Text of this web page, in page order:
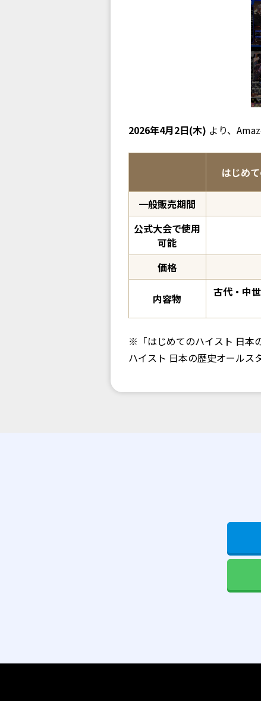
2026年4月2日(木) より、
はじめ
一般販売期間
公式大会で使用
可能
価格
内容物
古代・中
※「はじめてのハイスト 日本
ハイスト 日本の歴史オールス